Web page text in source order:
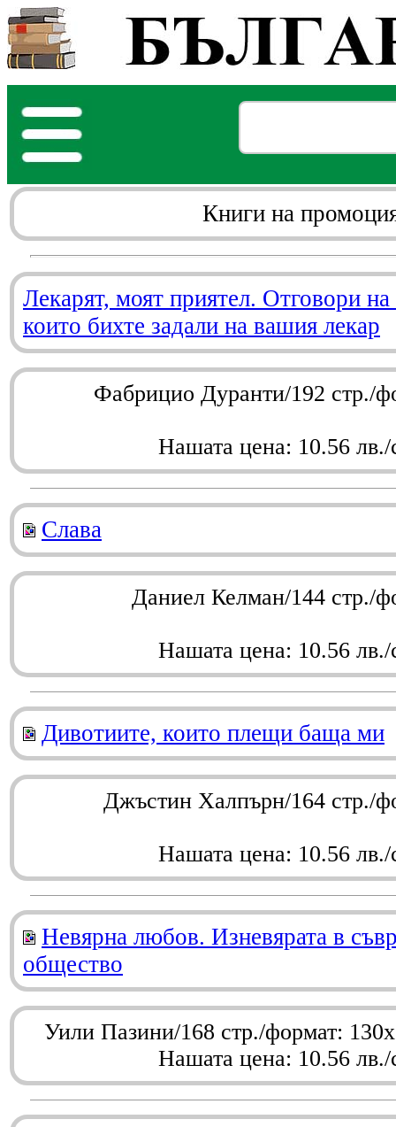
Книги на
Лекарят, моят приятел. Отговори
които бихте задали на вашия лекар
Фабрицио Дуранти/192 стр./
Нашата цена: 10.56 лв./
Слава
Даниел Келман/144 стр./
Нашата цена: 10.56 лв./
Дивотиите, които плещи баща ми
Джъстин Халпърн/164 стр./
Нашата цена: 10.56 лв./
Невярна любов. Изневярата в
общество
Уили Пазини/168 стр./формат:
Нашата цена: 10.56 лв./